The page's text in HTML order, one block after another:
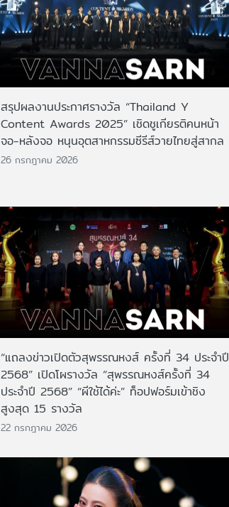
สรุปผลงานประกาศรางวัล “Thailand Y
Content Awards 2025” เชิดชูเกียรติคนหน้า
จอ-หลังจอ หนุนอุตสาหกรรมซีรีส์วายไทยสู่สากล
26 กรกฎาคม 2026
“แถลงข่าวเปิดตัวสุพรรณหงส์ ครั้งที่ 34 ประจำปี
2568” เปิดโผรางวัล “สุพรรณหงส์ครั้งที่ 34
ประจำปี 2568” “ผีใช้ได้ค่ะ” ท็อปฟอร์มเข้าชิง
สูงสุด 15 รางวัล
22 กรกฎาคม 2026